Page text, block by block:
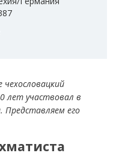
лет участвовал в
Представляем его